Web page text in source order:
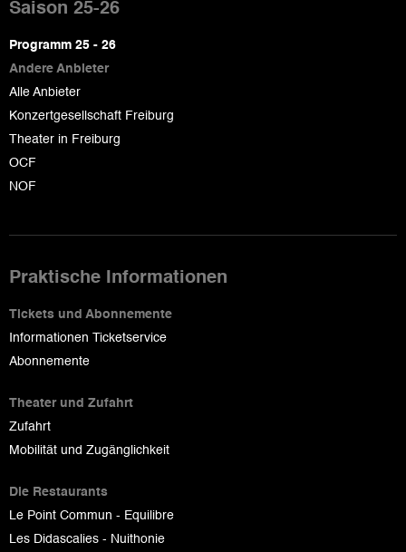
de
page
Saison 25-26
Programm 25 - 26
Andere Anbieter
Alle Anbieter
Konzertgesellschaft Freiburg
Theater in Freiburg
OCF
NOF
Praktische Informationen
Tickets und Abonnemente
Informationen Ticketservice
Abonnemente
Theater und Zufahrt
Zufahrt
Mobilität und Zugänglichkeit
Die Restaurants
Le Point Commun - Equilibre
Les Didascalies - Nuithonie